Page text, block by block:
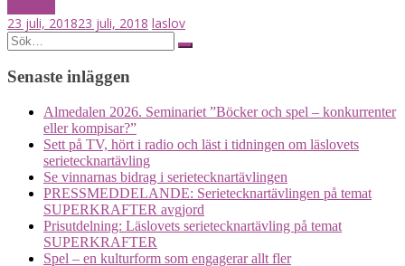
23 juli, 201823 juli, 2018 laslov
Posts
Search
for:
Senaste inläggen
Almedalen 2026. Seminariet ”Böcker och spel – konkurrenter
eller kompisar?”
Sett på TV, hört i radio och läst i tidningen om läslovets
serietecknartävling
Se vinnarnas bidrag i serietecknartävlingen
PRESSMEDDELANDE: Serietecknartävlingen på temat
SUPERKRAFTER avgjord
Prisutdelning: Läslovets serietecknartävling på temat
SUPERKRAFTER
Spel – en kulturform som engagerar allt fler